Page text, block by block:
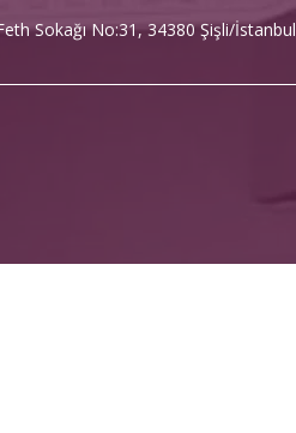
Sokağı No:31, 34380 Şişli/İstanbul